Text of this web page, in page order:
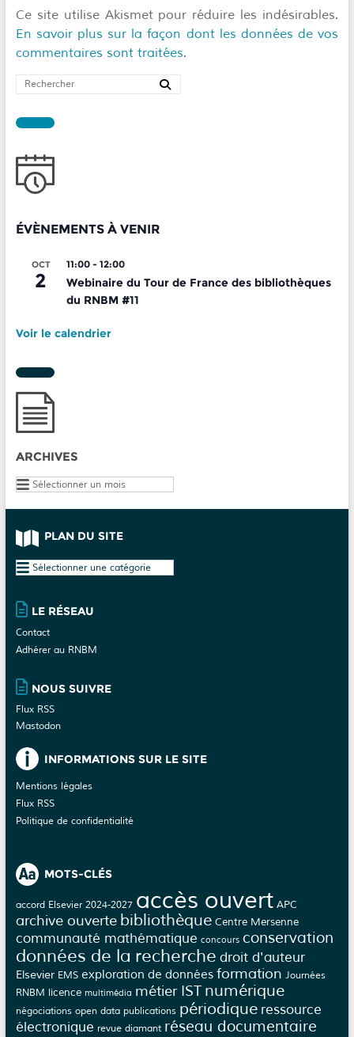
Ce site utilise Akismet pour réduire les indésirables.
En savoir plus sur la façon dont les données de vos
commentaires sont traitées.
ÉVÈNEMENTS À VENIR
OCT
2
11:00- 12:00
Webinaire du Tour de France des bibliothèques
du RNBM #11
Voir le calendrier
ARCHIVES
Archives
PLAN DU SITE
Plan
site
LE RÉSEAU
Contact
Adhérer au RNBM
NOUS SUIVRE
Flux RSS
Mastodon
INFORMATIONS SUR LE SITE
Mentions légales
Flux RSS
Politique de confidentialité
MOTS-CLÉS
accord Elsevier 2024-2027 accès ouvert APC
archive ouverte bibliothèque Centre Mersenne
communauté mathématique concours conservation
données de la recherche droit d'auteur
Elsevier EMS exploration de données formation Journées
RNBM licence multimédia métier IST numérique
négociations open data publications périodique ressource
électronique revue diamant réseau documentaire